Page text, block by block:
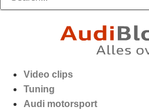
Video clips
Tuning
Audi motorsport